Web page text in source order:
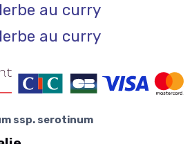
au curry
au curry
ssp. serotinum